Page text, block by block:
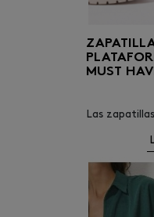
MUST
Las
con muchas